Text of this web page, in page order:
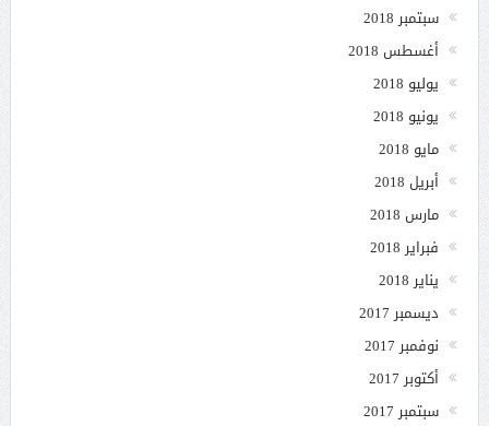
سبتمبر 2018
أغسطس 2018
يوليو 2018
يونيو 2018
مايو 2018
أبريل 2018
مارس 2018
فبراير 2018
يناير 2018
ديسمبر 2017
نوفمبر 2017
أكتوبر 2017
سبتمبر 2017